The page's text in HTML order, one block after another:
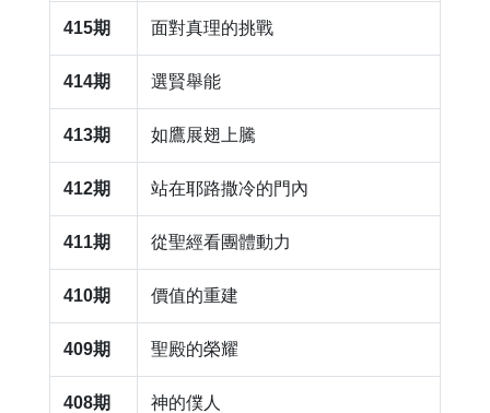
415期 面對真理的挑戰
414期 ​選賢舉能
413期 ​如鷹展翅上騰
412期 ​站在耶路撒冷的門內
411期 ​從聖經看團體動力
410期 ​價值的重建
409期 聖殿的榮耀
408期 ​神的僕人